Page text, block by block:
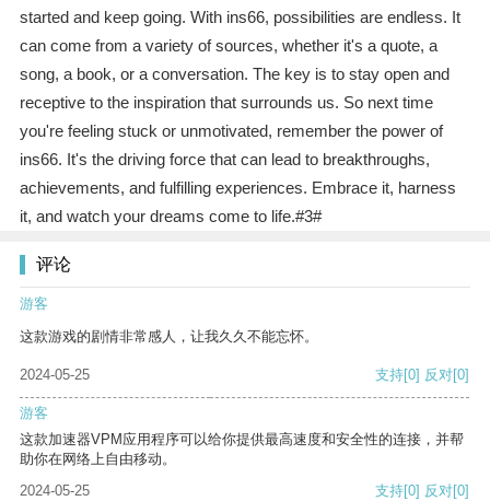
started and keep going. With ins66, possibilities are endless. It
can come from a variety of sources, whether it's a quote, a
song, a book, or a conversation. The key is to stay open and
receptive to the inspiration that surrounds us. So next time
you're feeling stuck or unmotivated, remember the power of
ins66. It's the driving force that can lead to breakthroughs,
achievements, and fulfilling experiences. Embrace it, harness
it, and watch your dreams come to life.#3#
评论
游客
这款游戏的剧情非常感人，让我久久不能忘怀。
2024-05-25 支持[0] 反对[0]
游客
这款加速器VPM应用程序可以给你提供最高速度和安全性的连接，并帮
助你在网络上自由移动。
2024-05-25
支持[0] 反对[0]